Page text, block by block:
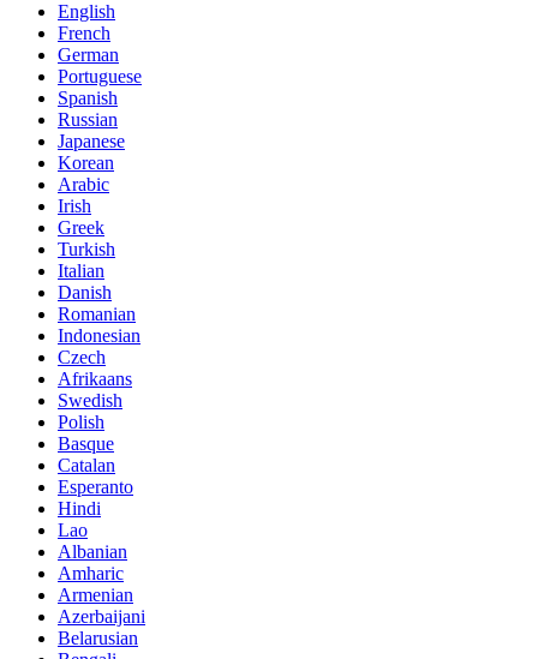
English
French
German
Portuguese
Spanish
Russian
Japanese
Korean
Arabic
Irish
Greek
Turkish
Italian
Danish
Romanian
Indonesian
Czech
Afrikaans
Swedish
Polish
Basque
Catalan
Esperanto
Hindi
Lao
Albanian
Amharic
Armenian
Azerbaijani
Belarusian